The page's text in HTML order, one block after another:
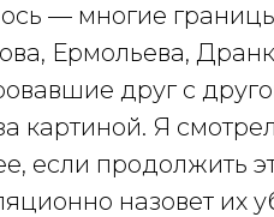
— многие
Ермольева,
друг с
картиной. Я
если продолжить
назовет их